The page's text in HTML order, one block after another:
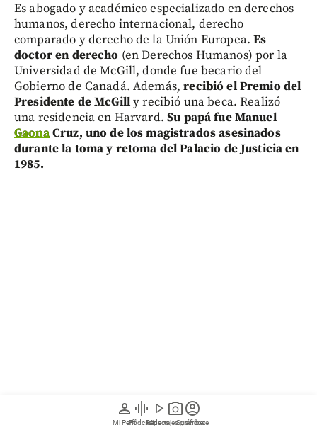
person
Mi Perfil
graphic_eq
Pódcast
play_arrow
Videos
photo_camera
Reportajes gráficos
account_circle
Suscríbete
Es abogado y académico especializado en derechos
humanos, derecho internacional, derecho
comparado y derecho de la Unión Europea.Es
doctor en derecho (en Derechos Humanos) por la
Universidad de McGill, donde fue becario del
Gobierno de Canadá. Además,recibió el Premio del
Presidente de McGilly recibió una beca. Realizó
una residencia en Harvard.Su papá fue Manuel
GaonaCruz, uno de los magistrados asesinados
durante la toma y retoma del Palacio de Justicia en
1985.